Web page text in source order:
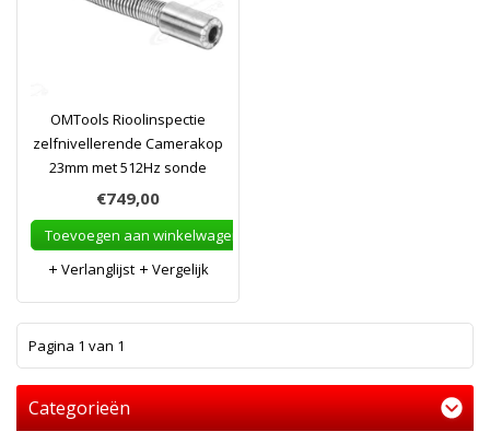
OMTools Rioolinspectie
zelfnivellerende Camerakop
23mm met 512Hz sonde
€749,00
Toevoegen aan winkelwagen
Verlanglijst
Vergelijk
Pagina 1 van 1
Categorieën